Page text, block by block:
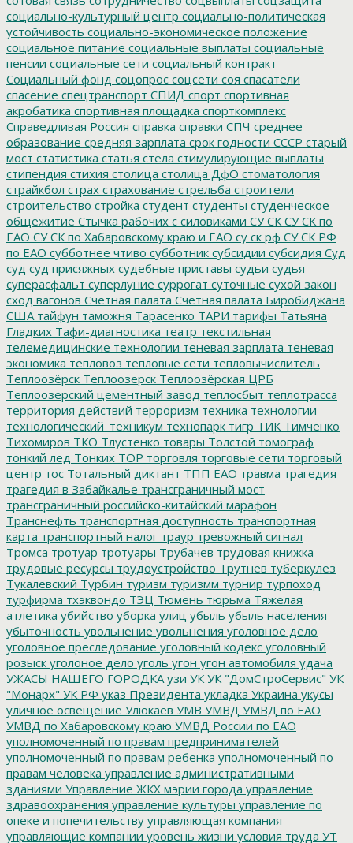
социально-культурный центр социально-политическая
устойчивость социально-экономическое положение
социальное питание социальные выплаты социальные
пенсии социальные сети социальный контракт
Социальный фонд соцопрос соцсети соя спасатели
спасение спецтранспорт СПИД спорт спортивная
акробатика спортивная площадка спорткомплекс
Справедливая Россия справка справки СПЧ среднее
образование средняя зарплата срок годности СССР старый
мост статистика статья стела стимулирующие выплаты
стипендия стихия столица столица ДфО стоматология
страйкбол страх страхование стрельба строители
строительство стройка студент студенты студенческое
общежитие Стычка рабочих с силовиками СУ СК СУ СК по
ЕАО СУ СК по Хабаровскому краю и ЕАО су ск рф СУ СК РФ
по ЕАО субботнее чтиво субботник субсидии субсидия Суд
суд суд присяжных судебные приставы судьи судья
суперасфальт суперлуние суррогат суточные сухой закон
сход вагонов Счетная палата Счетная палата Биробиджана
США тайфун таможня Тарасенко ТАРИ тарифы Татьяна
Гладких Тафи-диагностика театр текстильная
телемедицинские технологии теневая зарплата теневая
экономика тепловоз тепловые сети тепловычислитель
Теплоозёрск Теплоозерск Теплоозёрская ЦРБ
Теплоозерский цементный завод теплосбыт теплотрасса
территория действий терроризм техника технологии
технологический_техникум технопарк тигр ТИК Тимченко
Тихомиров ТКО Тлустенко товары Толстой томограф
тонкий лед Тонких ТОР торговля торговые сети торговый
центр тос Тотальный диктант ТПП ЕАО травма трагедия
трагедия в Забайкалье трансграничный мост
трансграничный российско-китайский марафон
Транснефть транспортная доступность транспортная
карта транспортный налог траур тревожный сигнал
Тромса тротуар тротуары Трубачев трудовая книжка
трудовые ресурсы трудоустройство Трутнев туберкулез
Тукалевский Турбин туризм туризмм турнир турпоход
турфирма тхэквондо ТЭЦ Тюмень тюрьма Тяжелая
атлетика убийство уборка улиц убыль убыль населения
убыточность увольнение увольнения уголовное дело
уголовное преследование уголовный кодекс уголовный
розыск уголоное дело уголь угон угон автомобиля удача
УЖАСЫ НАШЕГО ГОРОДКА узи УК УК "ДомСтроСервис" УК
"Монарх" УК РФ указ Президента укладка Украина укусы
уличное освещение Улюкаев УМВ УМВД УМВД по ЕАО
УМВД по Хабаровскому краю УМВД России по ЕАО
уполномоченный по правам предпринимателей
уполномоченный по правам ребенка уполномоченный по
правам человека управление административными
зданиями Управление ЖКХ мэрии города управление
здравоохранения управление культуры управление по
опеке и попечительству управляющая компания
управляющие компании уровень жизни условия труда УТ